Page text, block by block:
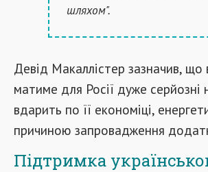
шляхом".
Девід Макаллістер зазначив, що
матиме для Росії дуже серйозні
вдарить по її економіці,
причиною запровадження
Підтримка